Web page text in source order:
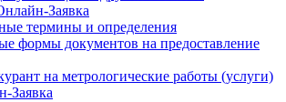
Заявка
термины и определения
формы документов на предоставление
на метрологические работы (услуги)
Заявка